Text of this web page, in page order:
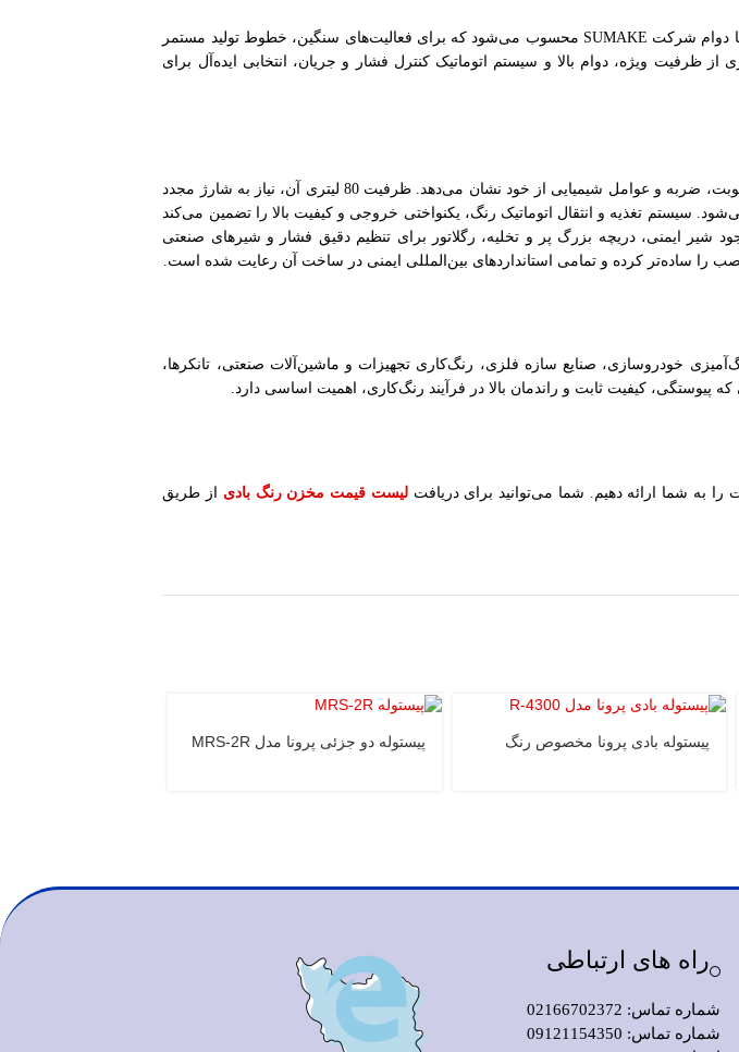
مخزن رنگ بادی 80 لیتری اتوماتیک سوماک مدل AT-80A از محصولات صنعتی پیشرفته و با دوام شرکت SUMAKE محسوب می‌شود که برای فعالیت‌های سنگین، خطوط تولید مستمر
ویژه، دوام بالا و سیستم اتوماتیک کنترل فشار و جریان، انتخابی ایده‌آل برای
این مدل دارای بدنه‌ای کاملاً فلزی با پوشش ضد زنگ است که مقاومت بالایی در برابر رطوبت، ضربه و عوامل شیمیایی از خود نشان می‌دهد. ظرفیت 80 لیتری آن، نیاز به شارژ مجدد
سیستم تغذیه و انتقال اتوماتیک رنگ، یکنواختی خروجی و کیفیت بالا را تضمین می‌کند
شیر ایمنی، دریچه بزرگ پر و تخلیه، رگلاتور برای تنظیم دقیق فشار و شیرهای صنعتی
را ساده‌تر کرده و تمامی استانداردهای بین‌المللی ایمنی در ساخت آن رعایت شده است.
خودروسازی، صنایع سازه فلزی، رنگ‌کاری تجهیزات و ماشین‌آلات صنعتی، تانکرها،
پیوستگی، کیفیت ثابت و راندمان بالا در فرآیند رنگ‌کاری، اهمیت اساسی دارد.
را به شما ارائه دهیم. شما می‌توانید برای دریافتلیست قیمت مخزن رنگ بادی از طریق
پیستوله بادی پرونا مخصوص رنگ
پیستوله دو جزئی پرونا مدل MRS-2R
راه های ارتباطی
شماره تماس: 02166702372
شماره تماس: 09121154350